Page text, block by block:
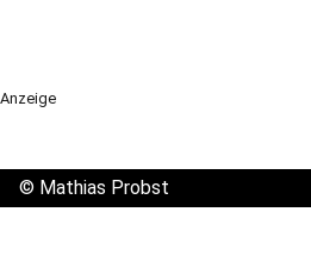
Anzeige
© Mathias Probst